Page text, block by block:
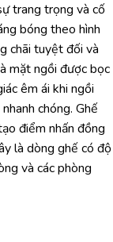
trang trọng và cố
bóng theo hình
chãi tuyệt đối và
mặt ngồi được bọc
êm ái khi ngồi
chóng. Ghế
điểm nhấn đồng
là dòng ghế có độ
và các phòng